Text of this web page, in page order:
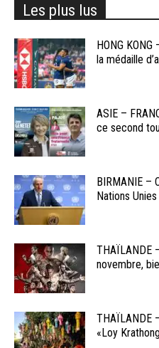
Les plus lus
HONG
la médaille
ASIE –
ce second
BIRMANIE –
Nations Unies
THAÏLANDE
novembre,
THAÏLANDE
«Loy